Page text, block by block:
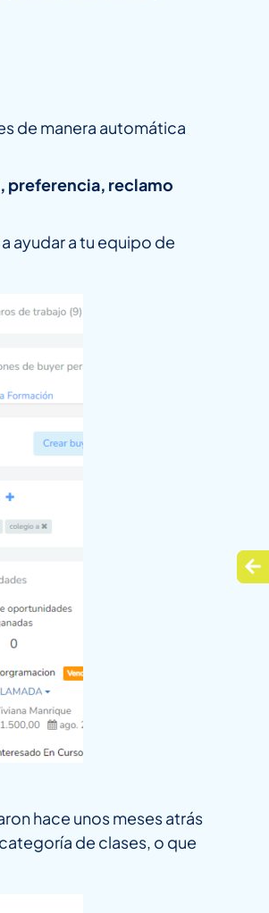
de manera automática
preferencia, reclamo
ayudar a tu equipo de
hace unos meses atrás
de clases, o que